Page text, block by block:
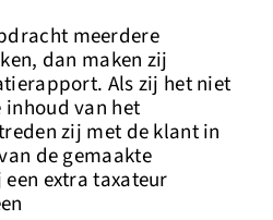
meerdere
dan maken zij
Als zij het niet
inhoud van het
zij met de klant in
de gemaakte
extra taxateur